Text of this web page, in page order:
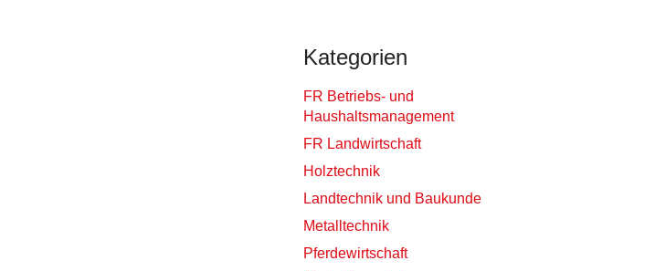
Kategorien
FR Betriebs- und
Haushaltsmanagement
FR Landwirtschaft
Holztechnik
Landtechnik und Baukunde
Metalltechnik
Pferdewirtschaft